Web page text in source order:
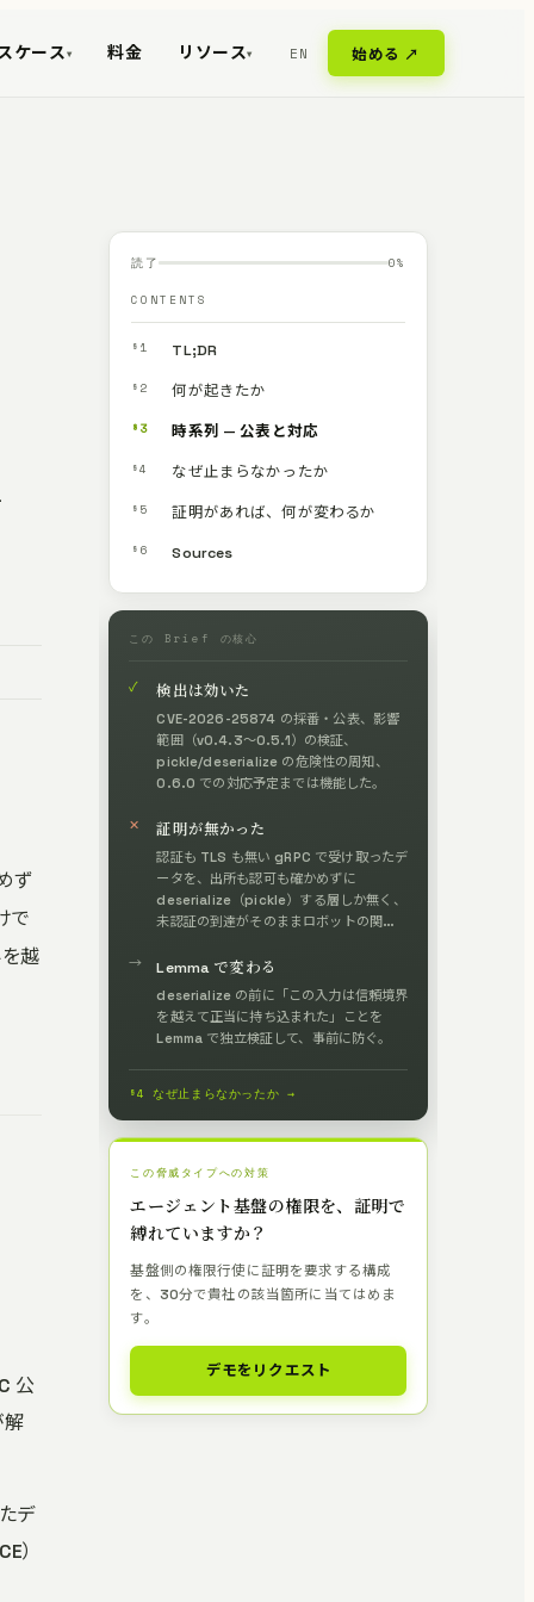
ケース ▾ 料金 リソース▾ EN 始める ↗
ず
で
越
公
デ
）
読了 0%
CONTENTS
§1 TL;DR
§2 何が起きたか
§3 時系列 — 公表と対応
§4 なぜ止まらなかったか
§5 証明があれば、何が変わるか
§6 Sources
この Brief の核心
✓ 検出は効いた
CVE-2026-25874 の採番・公表、影響
範囲（v0.4.3〜0.5.1）の検証、
pickle/deserialize の危険性の周知、
0.6.0 での対応予定までは機能した。
✕ 証明が無かった
認証も TLS も無い gRPC で受け取ったデ
ータを、出所も認可も確かめずに
deserialize（pickle）する層しか無く、
未認証の到達がそのままロボットの関節
→
Lemma で変わる
deserialize の前に「この入力は信頼境界
を越えて正当に持ち込まれた」ことを
Lemma で独立検証して、事前に防ぐ。
§4 なぜ止まらなかったか →
この脅威タイプへの対策
エージェント基盤の権限を、証明で
縛れていますか？
基盤側の権限行使に証明を要求する構成
を、30分で貴社の該当箇所に当てはめま
す。
デモをリクエスト